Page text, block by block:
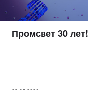
Промсвет 30 лет!